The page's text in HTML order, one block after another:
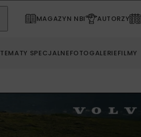
MAGAZYN NBI AUTORZY
TEMATY SPECJALNEFOTOGALERIEFILMY